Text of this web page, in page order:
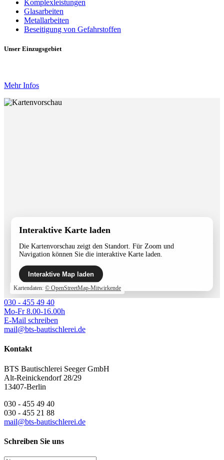
Komplexleistungen
Glasarbeiten
Metallarbeiten
Beseitigung von Gefahrstoffen
Unser Einzugsgebiet
Mehr Infos
Interaktive Karte laden
Die Kartenvorschau zeigt den Standort. Für Zoom und
Navigation können Sie die interaktive Karte laden.
Interaktive Map laden
Kartendaten: © OpenStreetMap-Mitwirkende
030 - 455 49 40
Mo-Fr 8.00-16.00h
E-Mail schreiben
mail@bts-bautischlerei.de
Kontakt
BTS Bautischlerei Seeger GmbH
Alt-Reinickendorf 28/29
13407-Berlin
030 - 455 49 40
030 - 455 21 88
mail@bts-bautischlerei.de
Schreiben Sie uns